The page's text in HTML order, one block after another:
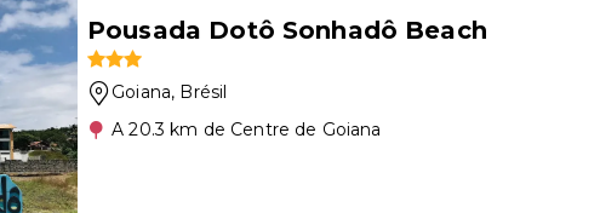
Pousada Dotô Sonhadô Beach
Goiana, Brésil
A 20.3 km de Centre de Goiana